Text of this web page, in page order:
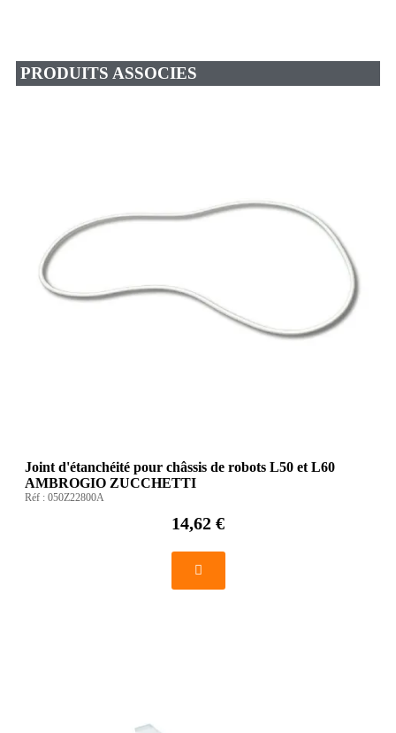
PRODUITS ASSOCIES
Joint d'étanchéité pour châssis de robots L50 et L60
AMBROGIO ZUCCHETTI
Réf : 050Z22800A
14,62 €